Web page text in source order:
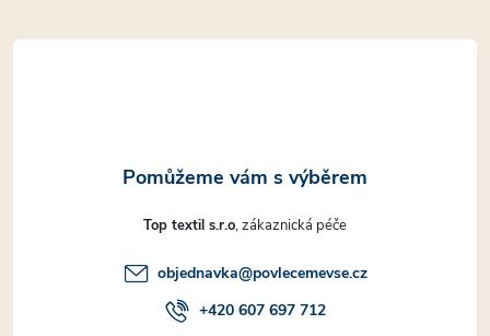
t
Top textil s.r.o
objednavka@povlecemevse.cz
+420 607 697 712